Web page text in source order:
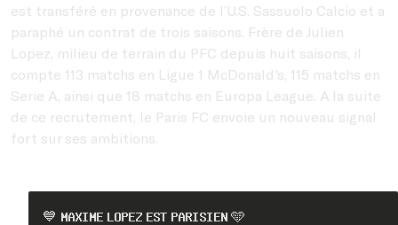
est transféré en provenance de l’U.S. Sassuolo Calcio et a
paraphé un contrat de trois saisons. Frère de Julien
Lopez, milieu de terrain du PFC depuis huit saisons, il
compte 113 matchs en Ligue 1 McDonald's, 115 matchs en
Serie A, ainsi que 18 matchs en Europa League. A la suite
de ce recrutement, le Paris FC envoie un nouveau signal
fort sur ses ambitions.
💙 𝐌𝐀𝐗𝐈𝐌𝐄 𝐋𝐎𝐏𝐄𝐙 𝐄𝐒𝐓 𝐏𝐀𝐑𝐈𝐒𝐈𝐄𝐍 🩵